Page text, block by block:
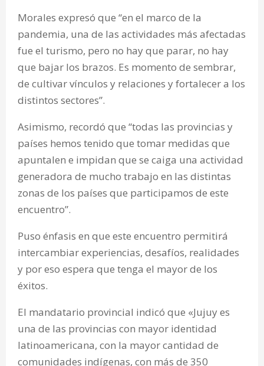
Morales expresó que “en el marco de la
pandemia, una de las actividades más afectadas
fue el turismo, pero no hay que parar, no hay
que bajar los brazos. Es momento de sembrar,
de cultivar vínculos y relaciones y fortalecer a los
distintos sectores”.
Asimismo, recordó que “todas las provincias y
países hemos tenido que tomar medidas que
apuntalen e impidan que se caiga una actividad
generadora de mucho trabajo en las distintas
zonas de los países que participamos de este
encuentro”.
Puso énfasis en que este encuentro permitirá
intercambiar experiencias, desafíos, realidades
y por eso espera que tenga el mayor de los
éxitos.
El mandatario provincial indicó que «Jujuy es
una de las provincias con mayor identidad
latinoamericana, con la mayor cantidad de
comunidades indígenas, con más de 350